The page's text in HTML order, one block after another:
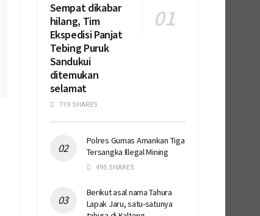
Sempat dikabar
hilang, Tim
Ekspedisi Panjat
Tebing Puruk
Sandukui
ditemukan
selamat
719 SHARES
Polres Gumas Amankan Tiga
Tersangka Illegal Mining
495 SHARES
Berikut asal nama Tahura
Lapak Jaru, satu-satunya